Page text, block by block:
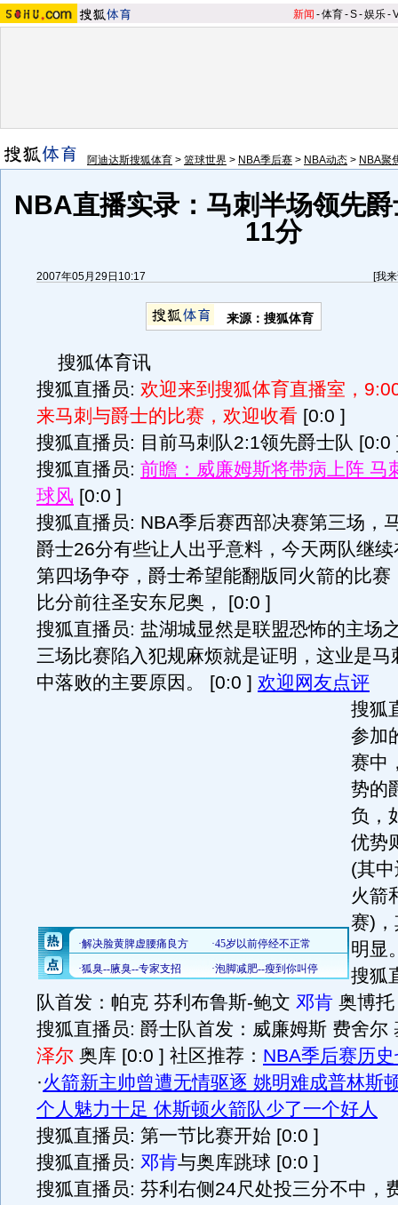
新闻 -体育-S-娱乐-
阿迪达斯搜狐体育 > 篮球世界 > NBA季后赛 > NBA动态 > NBA聚
NBA直播实录：马刺半场领先
11分
2007年05月29日10:17 [我
来源：搜狐体育
搜狐体育讯
搜狐直播员: 欢迎来到搜狐体育直播室，
来马刺与爵士的比赛，欢迎收看 [0:0 ]
搜狐直播员: 目前马刺队2:1领先爵士队 [0:0
搜狐直播员: 前瞻：威廉姆斯将带病上阵 马
球风 [0:0 ]
搜狐直播员: NBA季后赛西部决赛第三场，
爵士26分有些让人出乎意料，今天两队继
第四场争夺，爵士希望能翻版同火箭的比赛
比分前往圣安东尼奥， [0:0 ]
搜狐直播员: 盐湖城显然是联盟恐怖的主场
三场比赛陷入犯规麻烦就是证明，这业是马
中落败的主要原因。
[0:0 ] 欢迎网友点评
搜狐
参加
赛中
势的
负，
优势
(其
火箭
赛)
明显
搜狐
队首发：帕克 芬利布鲁斯-鲍文 邓肯 奥博
搜狐直播员: 爵士队首发：威廉姆斯 费舍
泽尔 奥库 [0:0 ] 社区推荐： NBA季后赛历
·火箭新主帅曾遭无情驱逐 姚明难成普林斯
个人魅力十足 休斯顿火箭队少了一个好人
搜狐直播员: 第一节比赛开始 [0:0 ]
搜狐直播员: 邓肯与奥库跳球 [0:0 ]
搜狐直播员: 芬利右侧24尺处投三分不中，